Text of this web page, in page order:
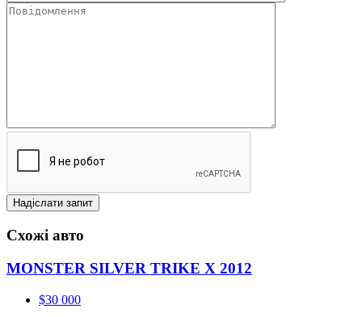
Схожі авто
MONSTER SILVER TRIKE X 2012
$30 000